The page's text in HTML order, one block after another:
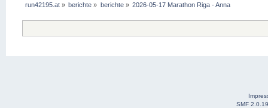
run42195.at » berichte » berichte» 2026-05-17 Marathon Riga - Anna
SMF 2.0.19